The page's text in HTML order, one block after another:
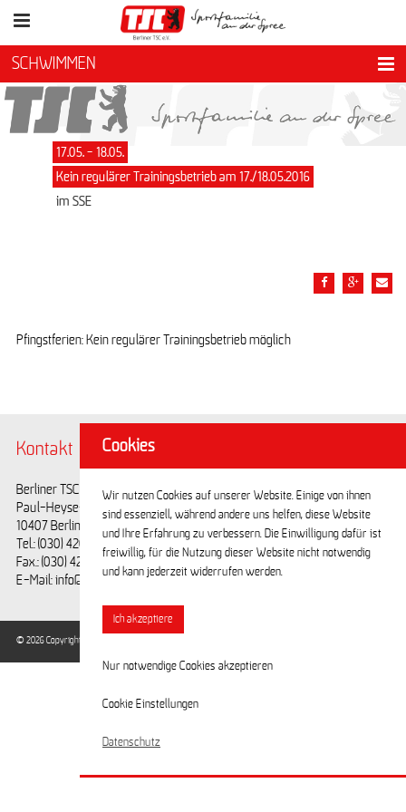
SCHWIMMEN
17.05. - 18.05.
Kein regulärer Trainingsbetrieb am 17./18.05.2016
im SSE
Pfingstferien: Kein regulärer Trainingsbetrieb möglich
Kontakt
Berliner TSC e.V.
Paul-Heyse-Straße 25
10407 Berlin
Tel.: (030) 42028593
Fax.: (030) 42028594
E-Mail: info@berlinertsc.de
Facebook
Youtube
© 2026 Copyright Berliner Turn- und Sportclub e.V. / Alle Rechte vorbehalten.
Cookies
Wir nutzen Cookies auf unserer Website. Einige von ihnen
sind essenziell, während andere uns helfen, diese Website
und Ihre Erfahrung zu verbessern. Die Einwilligung dafür ist
freiwillig, für die Nutzung dieser Website nicht notwendig
und kann jederzeit widerrufen werden.
Ich akzeptiere
Nur notwendige Cookies akzeptieren
Cookie Einstellungen
Datenschutz